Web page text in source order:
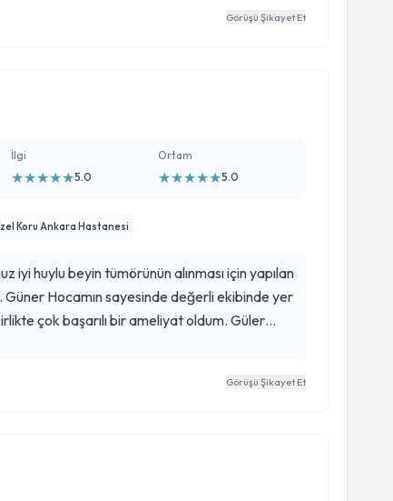
Görüşü Şikayet Et
İlgi
★★★★★5.0
Ortam
★★★★★5.0
Koru Ankara Hastanesi
iyi huylu beyin tümörünün alınması için yapılan
sayesinde değerli ekibinde yer
çok başarılı bir ameliyat oldum. Güler
ilgili olan bir hekim. Ameliyat olmakta
istedim. Ameliyatında emeği geçen
Görüşü Şikayet Et